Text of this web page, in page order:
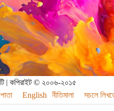
| কপিরাইট © ২০০৬-২০১৫
English নীতিমালা সচলে